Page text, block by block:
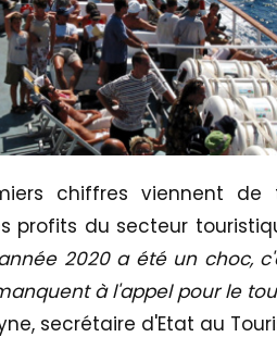
chiffres viennent
profits du secteur
2020 a été un choc,
à l'appel pour le
secrétaire d'Etat au